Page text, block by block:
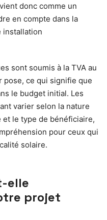
donc comme un
en compte dans la
installation
sont soumis à la TVA au
pose, ce qui signifie que
le budget initial. Les
varier selon la nature
le type de bénéficiaire,
pour ceux qui
solaire.
elle
projet